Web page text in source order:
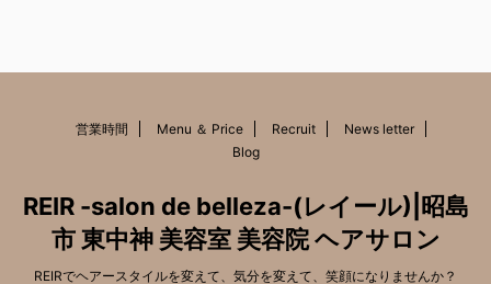
営業時間 Menu ＆ Price Recruit
News letter
Blog
REIR -salon de belleza-(レイール)|昭島
市 東中神 美容室 美容院 ヘアサロン
REIRでヘアースタイルを変えて、気分を変えて、笑顔になりませんか？